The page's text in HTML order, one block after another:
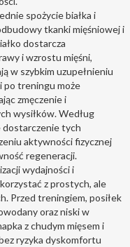
spożycie białka i
tkanki mięśniowej i
dostarcza
i wzrostu mięśni,
w szybkim uzupełnieniu
po treningu może
zmęczenie i
wysiłków. Według
dostarczenie tych
aktywności fizycznej
regeneracji.
wydajności i
z prostych, ale
Przed treningiem, posiłek
oraz niski w
z chudym mięsem i
ryzyka dyskomfortu